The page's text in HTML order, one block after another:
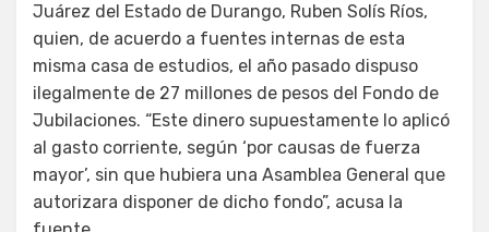
Juárez del Estado de Durango, Ruben Solís Ríos,
quien, de acuerdo a fuentes internas de esta
misma casa de estudios, el año pasado dispuso
ilegalmente de 27 millones de pesos del Fondo de
Jubilaciones. “Este dinero supuestamente lo aplicó
al gasto corriente, según ‘por causas de fuerza
mayor’, sin que hubiera una Asamblea General que
autorizara disponer de dicho fondo”, acusa la